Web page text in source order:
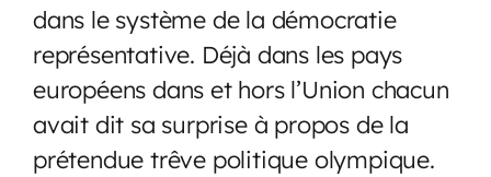
dans le système de la démocratie
représentative. Déjà dans les pays
européens dans et hors l’Union chacun
avait dit sa surprise à propos de la
prétendue trêve politique olympique.